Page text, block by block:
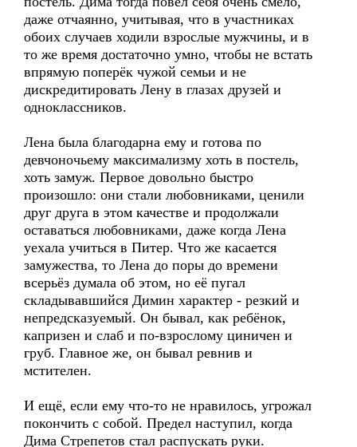
даже отчаянно, учитывая, что в участниках
обоих случаев ходили взрослые мужчины, и в
то же время достаточно умно, чтобы не встать
впрямую поперёк чужой семьи и не
дискредитировать Лену в глазах друзей и
одноклассников.
Лена была благодарна ему и готова по
девчоночьему максимализму хоть в постель,
хоть замуж. Первое довольно быстро
произошло: они стали любовниками, ценили
друг друга в этом качестве и продолжали
оставаться любовниками, даже когда Лена
уехала учиться в Питер. Что же касается
замужества, то Лена до поры до времени
всерьёз думала об этом, но её пугал
складывавшийся Димин характер - резкий и
непредсказуемый. Он бывал, как ребёнок,
капризен и слаб и по-взрослому циничен и
груб. Главное же, он бывал ревнив и
мстителен.
И ещё, если ему что-то не нравилось, угрожал
покончить с собой. Предел наступил, когда
Дима Стрепетов стал распускать руки.